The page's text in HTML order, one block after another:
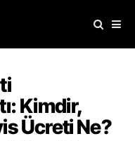
Kimdir,
Ücreti Ne?